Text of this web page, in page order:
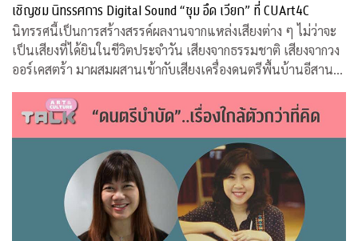
เชิญชม นิทรรศการ Digital Sound “ซุม อึด เวียก” ที่ CUArt4C
นิทรรศนี้เป็นการสร้างสรรค์ผลงานจากแหล่งเสียงต่าง ๆ ไม่ว่าจะ
เป็นเสียงที่ได้ยินในชีวิตประจำวัน เสียงจากธรรมชาติ เสียงจากวง
ออร์เคสตร้า มาผสมผสานเข้ากับเสียงเครื่องดนตรีพื้นบ้านอีสานที่
คุ้นหู ผ่านกระบวนการและเทคนิคทางด้านดิจิทัล